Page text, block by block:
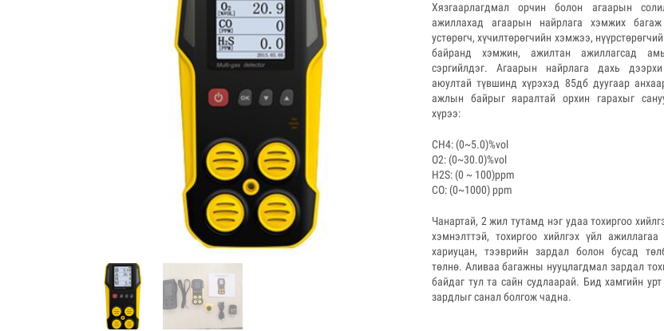
Хязгаарлагдмал орчин болон агаарын
ажиллахад агаарын найрлага хэмжих
устөрөгч, хүчилтөрөгчийн хэмжээ,
байранд хэмжин, ажилтан ажиллагсад
сэргийлдэг. Агаарын найрлага дахь
аюултай түвшинд хүрэхэд 85дб дуугаар
ажлын байрыг яаралтай орхин гарахыг
хүрээ:
CH4: (0~5.0)%vol
O2: (0~30.0)%vol
H2S: (0 ~ 100)ppm
CO: (0~1000) ppm
Чанартай, 2 жил тутамд нэг удаа тохиргоо
хэмнэлттэй, тохиргоо хийлгэх үйл ажиллагаа
хариуцан, тээврийн зардал болон бусад
төлнө. Аливаа багажны нууцлагдмал зардал
байдаг тул та сайн судлаарай. Бид хамгийн урт
зардлыг санал болгож чадна.